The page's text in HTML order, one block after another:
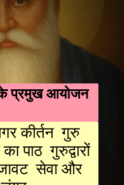
के प्रमुख आयोजन
कीर्तन गुरु
पाठ गुरुद्वारों
सेवा और